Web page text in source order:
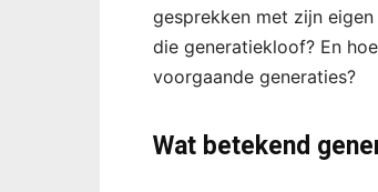
gesprekken met zijn
die generatiekloof? En
voorgaande generaties?
Wat betekend